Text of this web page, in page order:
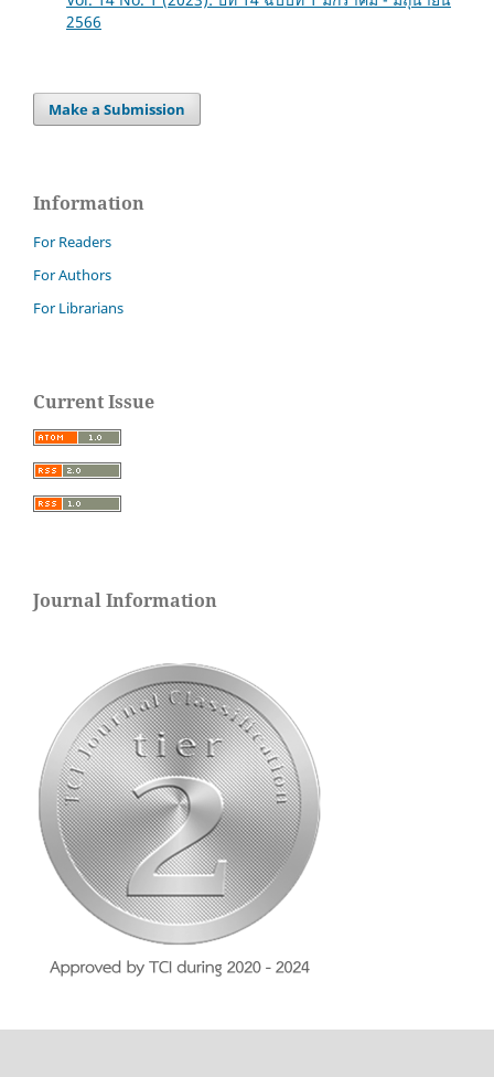
2566
Make a Submission
Information
For Readers
For Authors
For Librarians
Current Issue
Journal Information